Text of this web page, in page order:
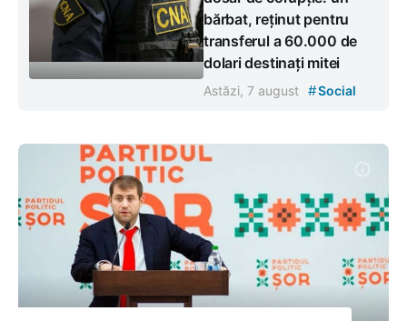
bărbat, reținut pentru
transferul a 60.000 de
dolari destinați mitei
Astăzi, 7 august #Social